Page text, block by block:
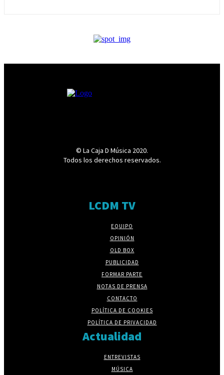
© La Caja D Música 2020.
Todos los derechos reservados.
LCDM TV
EQUIPO
OPINIÓN
OLD BOX
PUBLICIDAD
FORMAR PARTE
NOTAS DE PRENSA
CONTACTO
POLÍTICA DE COOKIES
POLÍTICA DE PRIVACIDAD
Actualidad
ENTREVISTAS
MÚSICA